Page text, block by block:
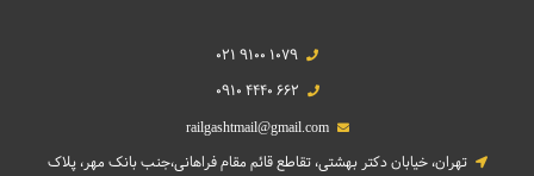
021 9100 1079
0910 4440 662
railgashtmail@gmail.com
تهران، خیابان دکتر بهشتی، تقاطع قائم مقام فراهانی،جنب بانک مهر، پلاک